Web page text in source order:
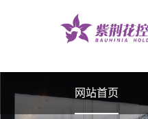
网站首页